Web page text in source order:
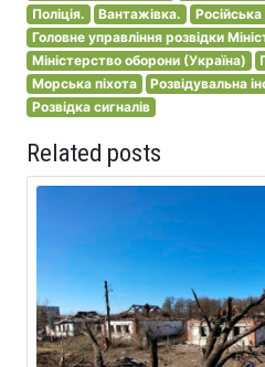
Поліція.
Вантажівка.
Головне управління розвідки
Міністерство оборони (Україна)
Морська піхота
Розвідувальна
Розвідка сигналів
Related posts